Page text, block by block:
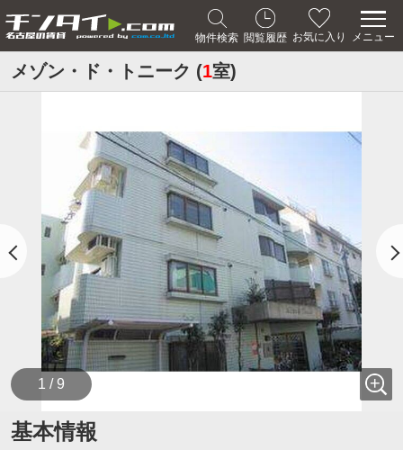
物件検索 閲覧履歴 お気に入り メニュー
メゾン・ド・トニーク (1室)
1 / 9
基本情報